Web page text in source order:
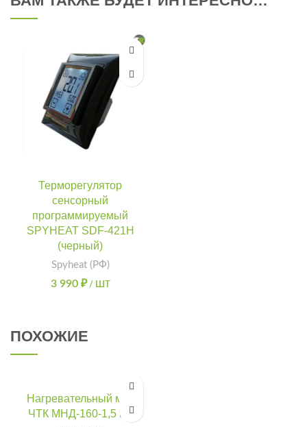
Терморегулятор
сенсорный
программируемый
SPYHEAT SDF-421H
(черный)
Spyheat (РФ)
3 990 ₽ / ШТ
ПОХОЖИЕ
Нагревательный мат
ЧТК МНД-160-1,5 м2